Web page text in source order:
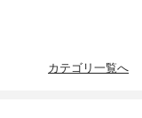
カテゴリ一覧へ